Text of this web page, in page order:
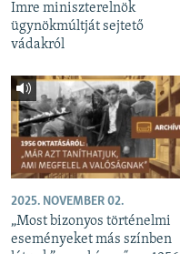
Imre miniszterelnök
ügynökmúltját sejtető
vádakról
2025. NOVEMBER 02.
„Most bizonyos történelmi
eseményeket más színben